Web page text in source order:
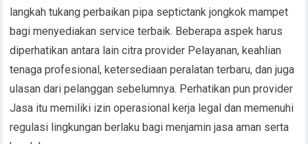
langkah tukang perbaikan pipa septictank jongkok mampet
bagi menyediakan service terbaik. Beberapa aspek harus
diperhatikan antara lain citra provider Pelayanan, keahlian
tenaga profesional, ketersediaan peralatan terbaru, dan juga
ulasan dari pelanggan sebelumnya. Perhatikan pun provider
Jasa itu memiliki izin operasional kerja legal dan memenuhi
regulasi lingkungan berlaku bagi menjamin jasa aman serta